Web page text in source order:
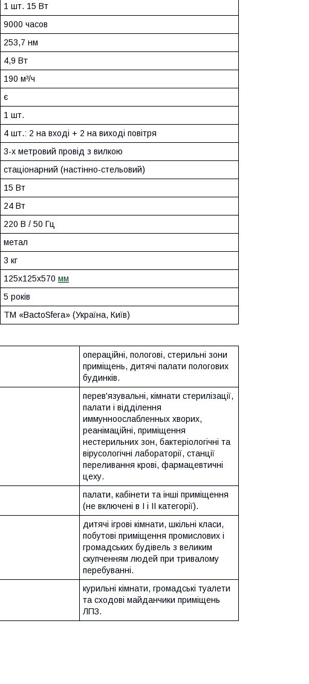
1 шт. 15 Вт
9000 часов
253,7 нм
4,9 Вт
190 м³/ч
є
1 шт.
4 шт.: 2 на вході + 2 на виході повітря
3-х метровий провід з вилкою
стаціонарний (настінно-стельовий)
15 Вт
24 Вт
220 В / 50 Гц
метал
3 кг
125х125х570 мм
5 років
ТМ «BactoSfera» (Україна, Київ)
операційні, пологові, стерильні зони
приміщень, дитячі палати пологових
будинків.
перев'язувальні, кімнати стерилізації,
палати і відділення
иммунноослабленных хворих,
реанімаційні, приміщення
нестерильних зон, бактеріологічні та
вірусологічні лабораторії, станції
переливання крові, фармацевтичні
цеху.
палати, кабінети та інші приміщення
(не включені в I і II категорії).
дитячі ігрові кімнати, шкільні класи,
побутові приміщення промислових і
громадських будівель з великим
скупченням людей при тривалому
перебуванні.
курильні кімнати, громадські туалети
та сходові майданчики приміщень
ЛПЗ.